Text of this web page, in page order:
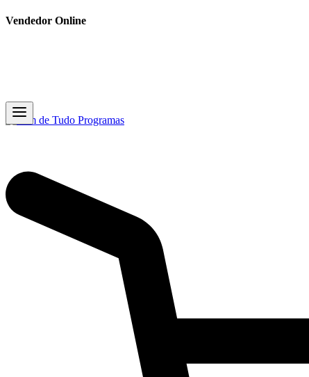
Vendedor Online